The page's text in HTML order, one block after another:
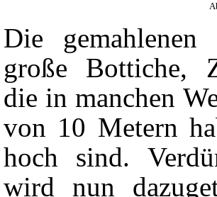
Die
große Bottiche,
die in manchen
von 10 Metern
hoch sind.
wird nun